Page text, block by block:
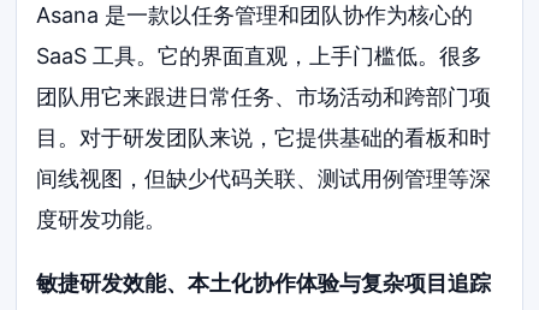
Asana 是一款以任务管理和团队协作为核心的
SaaS 工具。它的界面直观，上手门槛低。很多
团队用它来跟进日常任务、市场活动和跨部门项
目。对于研发团队来说，它提供基础的看板和时
间线视图，但缺少代码关联、测试用例管理等深
度研发功能。
敏捷研发效能、本土化协作体验与复杂项目追踪